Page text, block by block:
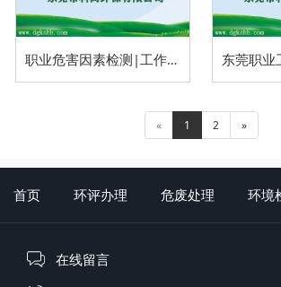
职业危害因素检测|工作场所职业危害因素检测
« 1 2 »
首页 环评办理 危废处理 环境
在线留言